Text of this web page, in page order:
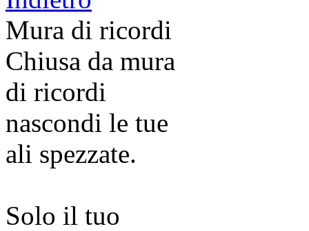
Mura di ricordi
Chiusa da mura
di ricordi
nascondi le tue
ali spezzate.
Solo il tuo